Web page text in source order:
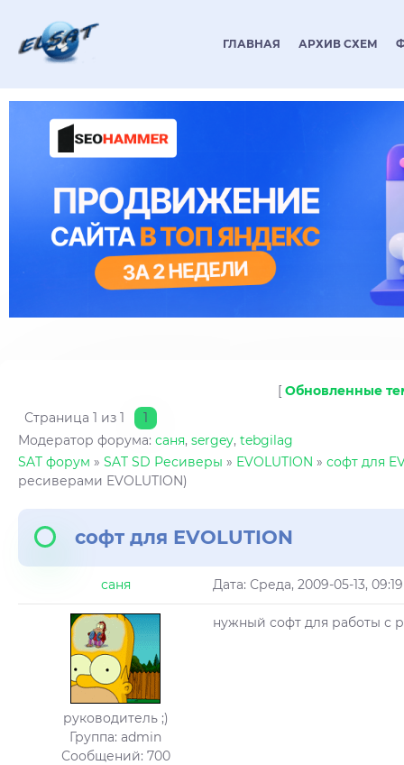
ГЛАВНАЯ АРХИВ СХЕМ
[ Обновленные
Страница 1 из 1
1
Модератор форума: саня, sergey, tebgilag
SAT форум » SAT SD Ресиверы » EVOLUTION » софт для
ресиверами EVOLUTION)
софт для EVOLUTION
саня Дата: Среда, 2009-05-13,
руководитель ;)
Группа: admin
Сообщений: 700
нужный софт для работы с